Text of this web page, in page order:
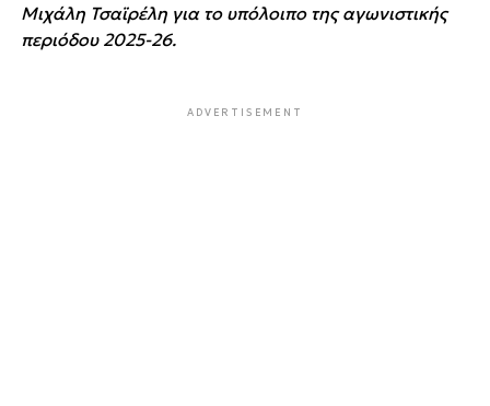
Μιχάλη Τσαϊρέλη για το υπόλοιπο της αγωνιστικής
περιόδου 2025-26.
ADVERTISEMENT